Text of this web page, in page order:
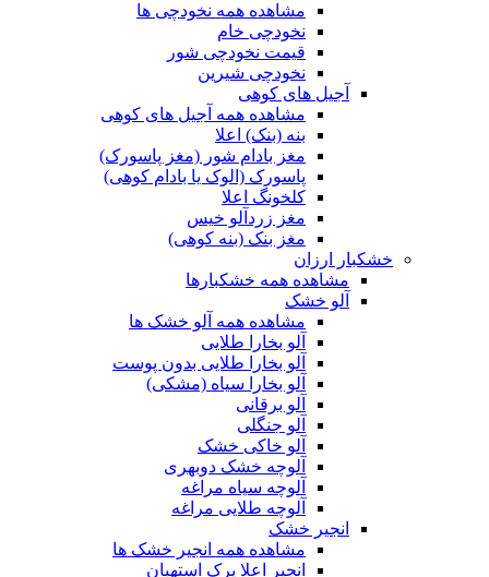
مشاهده همه نخودچی ها
نخودچی خام
قیمت نخودچی شور
نخودچی شیرین
آجیل های کوهی
مشاهده همه آجیل های کوهی
بنه (بنک) اعلا
مغز بادام شور (مغز پاسورک)
پاسورک (الوک یا بادام کوهی)
کلخونگ اعلا
مغز زردآلو خیس
مغز بنک (بنه کوهی)
خشکبار ارزان
مشاهده همه خشکبارها
آلو خشک
مشاهده همه آلو خشک ها
آلو بخارا طلایی
آلو بخارا طلایی بدون پوست
آلو بخارا سیاه (مشکی)
آلو برقانی
آلو جنگلی
آلو خاکی خشک
آلوچه خشک دوبهری
آلوچه سیاه مراغه
آلوچه طلایی مراغه
انجیر خشک
مشاهده همه انجیر خشک ها
انجیر اعلا پرک استهبان